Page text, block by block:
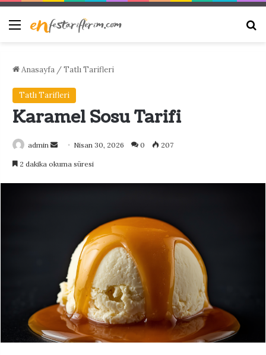
Menü
Anasayfa /Tatlı Tarifleri
Tatlı Tarifleri
Karamel Sosu Tarifi
admin
Bir
Nisan 30, 2026 0 207
2 dakika okuma süresi